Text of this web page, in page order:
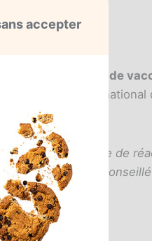
une campagne de
du service national
ayant un historique de
à qui il a été
accepter